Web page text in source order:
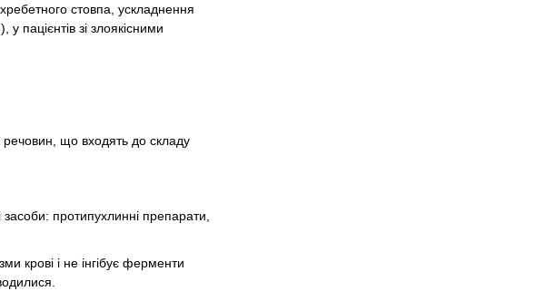
стовпа, ускладнення
пацієнтів зі злоякісними
речовин, що входять до складу
протипухлинні препарати,
крові і не інгібує ферменти